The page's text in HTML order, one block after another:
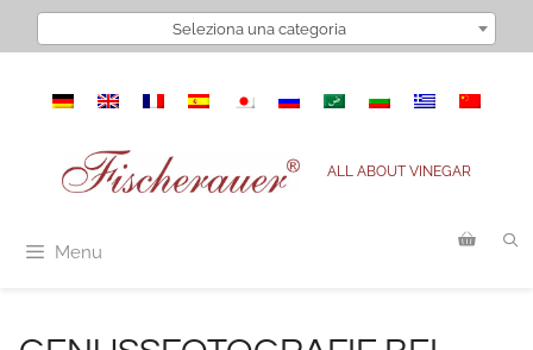
Seleziona una categoria
ALL ABOUT VINEGAR
Menu